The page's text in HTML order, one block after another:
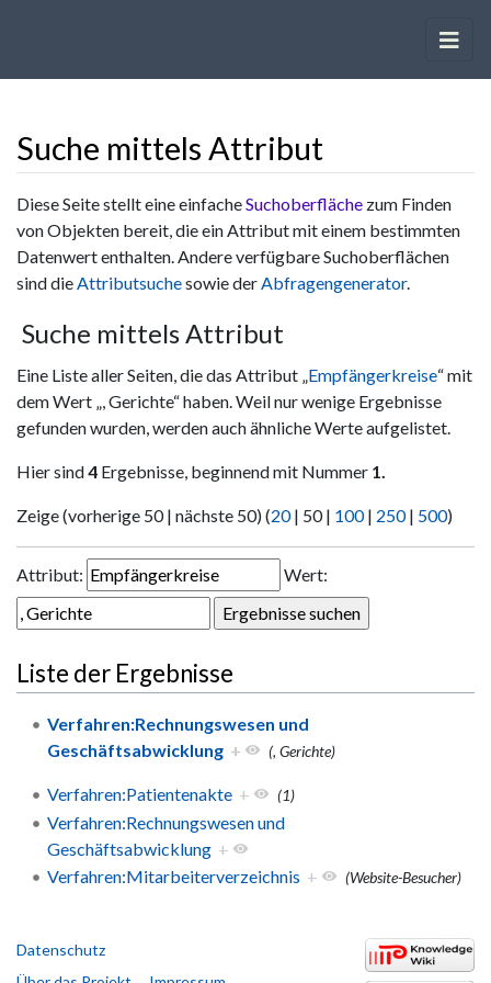
Suche mittels Attribut
Wechseln zu:Navigation,Suche
Diese Seite stellt eine einfacheSuchoberfläche zum Finden
von Objekten bereit, die ein Attribut mit einem bestimmten
Datenwert enthalten. Andere verfügbare Suchoberflächen
sind dieAttributsuchesowie derAbfragengenerator.
Suche mittels Attribut
Eine Liste aller Seiten, die das Attribut „Empfängerkreise“ mit
dem Wert „, Gerichte“ haben. Weil nur wenige Ergebnisse
gefunden wurden, werden auch ähnliche Werte aufgelistet.
Hier sind4 Ergebnisse, beginnend mit Nummer 1.
Zeige (vorherige 50 | nächste 50) (20| 50| 100| 250| 500)
Attribut: Wert:
Liste der Ergebnisse
Verfahren:Rechnungswesen und
Geschäftsabwicklung + (, Gerichte)
Verfahren:Patientenakte + (1)
Verfahren:Rechnungswesen und
Geschäftsabwicklung +
Verfahren:Mitarbeiterverzeichnis + (Website-Besucher)
Datenschutz